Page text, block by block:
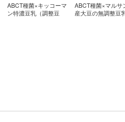
ABCT種菌×キッコーマ
ン特濃豆乳（調整豆
ABCT種菌×マルサ
産大豆の無調整豆